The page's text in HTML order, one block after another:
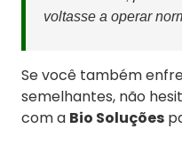
voltasse a operar
Se você também
semelhantes, não
com a Bio Soluções